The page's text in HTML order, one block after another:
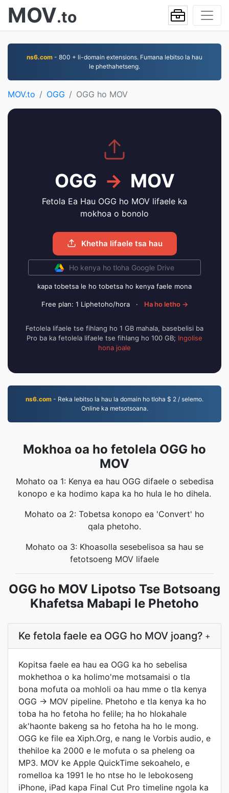
MOV.to
ns6.com - 800 + li-domain extensions. Fumana lebitso la hau
le phethahetseng.
MOV.to OGG OGG ho MOV
OGG → MOV
Fetola Ea Hau OGG ho MOV lifaele ka
mokhoa o bonolo
Khetha lifaele tsa hau
Ho kenya ho tloha Google Drive
kapa tobetsa le ho tobetsa ho kenya faele mona
Free plan: 1 Liphetoho/hora · Ha ho letho →
Fetolela lifaele tse fihlang ho 1 GB mahala, basebelisi ba
Pro ba ka fetolela lifaele tse fihlang ho 100 GB; Ingolise
hona joale
ns6.com - Reka lebitso la hau la domain ho tloha $ 2 / selemo.
Online ka metsotsoana.
Mokhoa oa ho fetolela OGG ho
MOV
Mohato oa 1: Kenya ea hau OGG difaele o sebedisa
konopo e ka hodimo kapa ka ho hula le ho dihela.
Mohato oa 2: Tobetsa konopo ea 'Convert' ho
qala phetoho.
Mohato oa 3: Khoasolla sesebelisoa sa hau se
fetotsoeng MOV lifaele
OGG ho MOV Lipotso Tse Botsoang
Khafetsa Mabapi le Phetoho
Ke fetola faele ea OGG ho MOV joang? +
Kopitsa faele ea hau ea OGG ka ho sebelisa
mokhethoa o ka holimo'me motsamaisi o tla
bona mofuta oa mohloli oa hau mme o tla kenya
OGG → MOV pipeline. Phetoho e tla kenya ka ho
toba ha ho fetoha ho felile; ha ho hlokahale
ak'haonte bakeng sa ho fetoha ha ho le mong.
OGG ke file ea Xiph.Org, e nang le Vorbis audio, e
thehiloe ka 2000 e le mofuta o sa pheleng oa
MP3. MOV ke Apple QuickTime sekoahelo, e
romelloa ka 1991 le ho ntse ho le lebokoseng
iPhone, iPad kapa Final Cut Pro timeline ngola ka